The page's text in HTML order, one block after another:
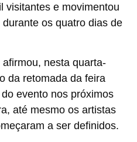
visitantes e movimentou
os quatro dias de
nesta quarta-
da retomada da feira
evento nos próximos
até mesmo os artistas
a ser definidos.